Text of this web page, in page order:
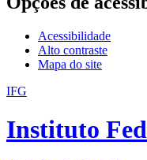
Acessibilidade
Alto contraste
Mapa do site
IFG
Instituto